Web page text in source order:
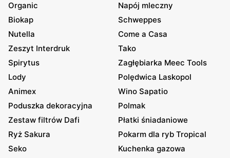
Organic
Napój mleczny
Biokap
Schweppes
Nutella
Come a Casa
Zeszyt Interdruk
Tako
Spirytus
Zagłębiarka Meec Tools
Lody
Polędwica Laskopol
Animex
Wino Sapatio
Poduszka dekoracyjna
Polmak
Zestaw filtrów Dafi
Płatki śniadaniowe
Ryż Sakura
Pokarm dla ryb Tropical
Seko
Kuchenka gazowa